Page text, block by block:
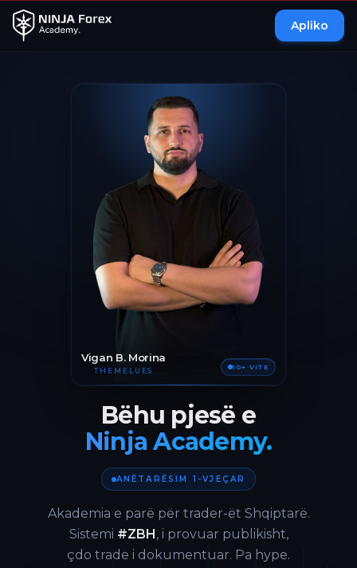
Apliko
Vigan B. Morina
THEMELUES 10+ VITE
Bëhu pjesë e
Ninja Academy.
ANËTARËSIM 1-VJEÇAR
Akademia e parë për trader-ët Shqiptarë.
Sistemi #ZBH, i provuar publikisht,
çdo trade i dokumentuar. Pa hype.